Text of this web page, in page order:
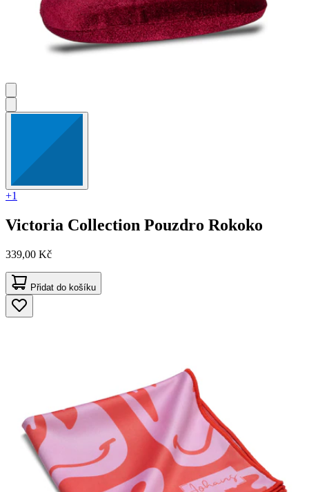
+1
Victoria Collection Pouzdro Rokoko
339,00 Kč
Přidat do košíku